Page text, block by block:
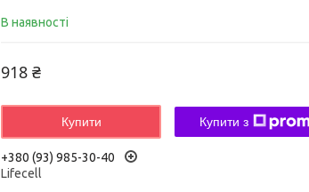
В наявності
918 ₴
Купити Купити з
+380 (93) 985-30-40
Lifecell